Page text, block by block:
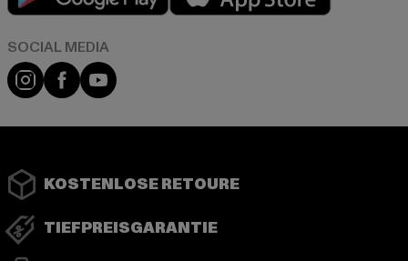
Instagram
FacebookYouTube
KOSTENLOSE RETOURE
TIEFPREISGARANTIE